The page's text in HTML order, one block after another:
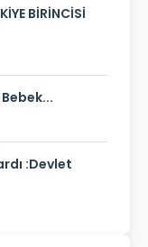
BİRİNCİSİ
:Devlet